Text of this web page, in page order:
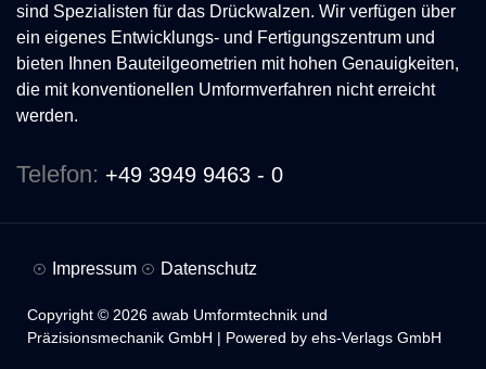
sind Spezialisten für das Drückwalzen. Wir verfügen über
ein eigenes Entwicklungs- und Fertigungszentrum und
bieten Ihnen Bauteilgeometrien mit hohen Genauigkeiten,
die mit konventionellen Umformverfahren nicht erreicht
werden.
Telefon: +49 3949 9463 - 0
Copyright © 2026 awab Umformtechnik und
Präzisionsmechanik GmbH | Powered by ehs-Verlags GmbH
Impressum Datenschutz